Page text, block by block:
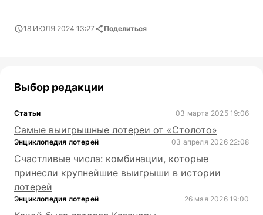
18 ИЮЛЯ 2024 13:27 Поделиться
Выбор редакции
Статьи 03 марта 2025 19:06
Самые выигрышные лотереи от «Столото»
Энциклопедия лотерей 03 апреля 2026 22:08
Счастливые числа: комбинации, которые
принесли крупнейшие выигрыши в истории
лотерей
Энциклопедия лотерей 26 мая 2026 19:00